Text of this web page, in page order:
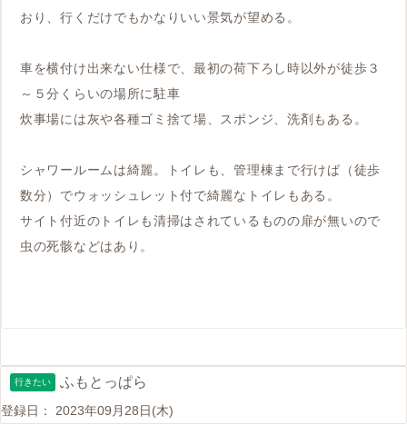
おり、行くだけでもかなりいい景気が望める。
車を横付け出来ない仕様で、最初の荷下ろし時以外が徒歩３
～５分くらいの場所に駐車
炊事場には灰や各種ゴミ捨て場、スポンジ、洗剤もある。
シャワールームは綺麗。トイレも、管理棟まで行けば（徒歩
数分）でウォッシュレット付で綺麗なトイレもある。
サイト付近のトイレも清掃はされているものの扉が無いので
虫の死骸などはあり。
行きたい ふもとっぱら
登録日： 2023年09月28日(木)